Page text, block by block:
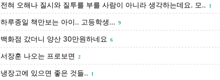
전혀 오해나 질시와 질투를 부를 사람이 아니라 생각하는데요. 모.. 1
하루종일 책만보는 아이.. 고등학생... 9
백화점 갔더니 양산 30만원하네요 6
서장훈 나오는 프로보면 2
냉장고에 있으면 좋은 것들.. 1